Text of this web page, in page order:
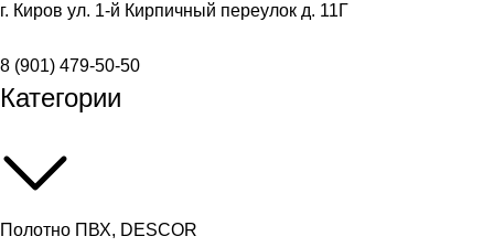
г. Киров ул. 1-й Кирпичный переулок д. 11Г
8 (901) 479-50-50
Категории
Полотно ПВХ, DESCOR